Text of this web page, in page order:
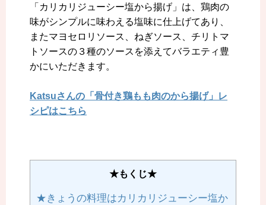
「カリカリジューシー塩から揚げ」は、鶏肉の
味がシンプルに味わえる塩味に仕上げてあり、
またマヨセロリソース、ねぎソース、チリトマ
トソースの３種のソースを添えてバラエティ豊
かにいただきます。
Katsuさんの「骨付き鶏もも肉のから揚げ」レ
シピはこちら
★もくじ★
★きょうの料理はカリカリジューシー塩か